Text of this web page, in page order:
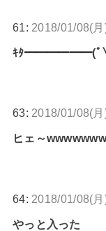
61: 2018/01/08(
ｷﾀ━━━━━━(
63: 2018/01/08(
ヒェ～
64: 2018/01/08(
やっと入った